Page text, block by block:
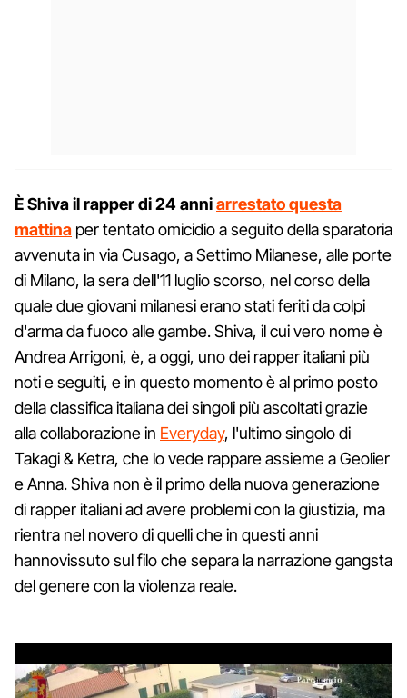
È Shiva il rapper di 24 anniarrestato questa
mattina per tentato omicidio a seguito della sparatoria
avvenuta in via Cusago, a Settimo Milanese, alle porte
di Milano, la sera dell'11 luglio scorso, nel corso della
quale due giovani milanesi erano stati feriti da colpi
d'arma da fuoco alle gambe. Shiva, il cui vero nome è
Andrea Arrigoni, è, a oggi, uno dei rapper italiani più
noti e seguiti, e in questo momento è al primo posto
della classifica italiana dei singoli più ascoltati grazie
alla collaborazione in Everyday, l'ultimo singolo di
Takagi & Ketra, che lo vede rappare assieme a Geolier
e Anna. Shiva non è il primo della nuova generazione
di rapper italiani ad avere problemi con la giustizia, ma
rientra nel novero di quelli che in questi anni
hannovissuto sul filo che separa la narrazione gangsta
del genere con la violenza reale.